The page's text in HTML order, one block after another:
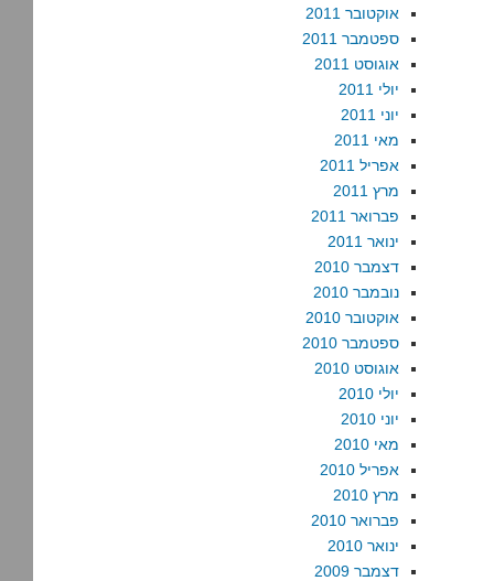
אוקטובר 2011
ספטמבר 2011
אוגוסט 2011
יולי 2011
יוני 2011
מאי 2011
אפריל 2011
מרץ 2011
פברואר 2011
ינואר 2011
דצמבר 2010
נובמבר 2010
אוקטובר 2010
ספטמבר 2010
אוגוסט 2010
יולי 2010
יוני 2010
מאי 2010
אפריל 2010
מרץ 2010
פברואר 2010
ינואר 2010
דצמבר 2009